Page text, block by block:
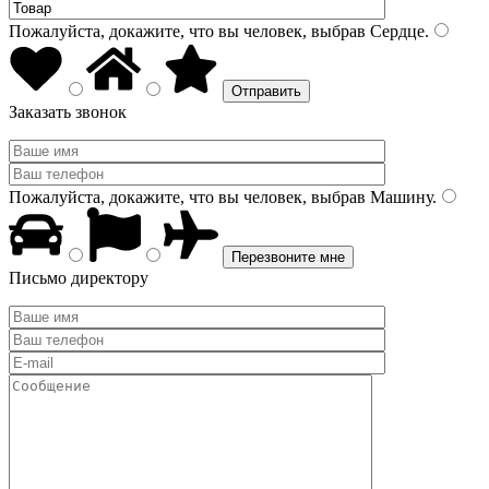
Пожалуйста, докажите, что вы человек, выбрав Сердце.
Заказать звонок
Пожалуйста, докажите, что вы человек, выбрав Машину.
Письмо директору